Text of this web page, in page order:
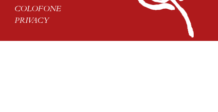
COLOFONE
PRIVACY